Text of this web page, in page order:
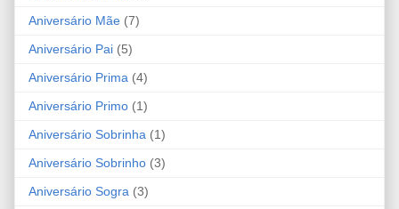
Aniversário Mãe (7)
Aniversário Pai (5)
Aniversário Prima (4)
Aniversário Primo (1)
Aniversário Sobrinha (1)
Aniversário Sobrinho (3)
Aniversário Sogra (3)